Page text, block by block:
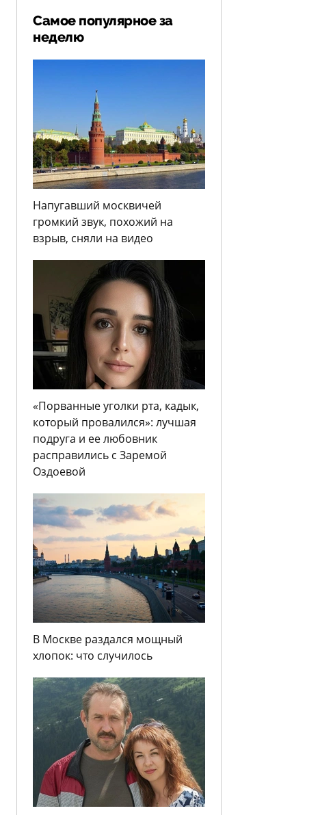
Самое популярное за
неделю
Напугавший москвичей
громкий звук, похожий на
взрыв, сняли на видео
«Порванные уголки рта, кадык,
который провалился»: лучшая
подруга и ее любовник
расправились с Заремой
Оздоевой
В Москве раздался мощный
хлопок: что случилось